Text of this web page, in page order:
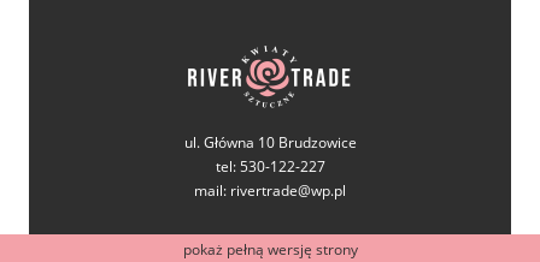
ul. Główna 10 Brudzowice
tel: 530-122-227
mail: rivertrade@wp.pl
pokaż pełną wersję strony